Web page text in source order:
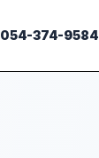
054-374-9584